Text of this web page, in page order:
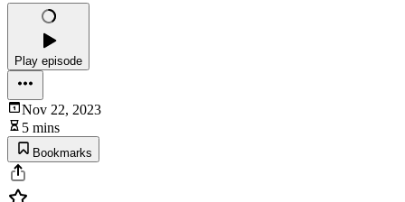
Play episode
Nov 22, 2023
5 mins
Bookmarks